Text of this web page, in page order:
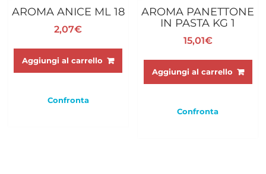
AROMA ANICE ML 18
2,07€
Aggiungi al carrello
Confronta
AROMA PANETTONE
IN PASTA KG 1
15,01€
Aggiungi al carrello
Confronta